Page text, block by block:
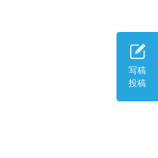
写稿
投稿